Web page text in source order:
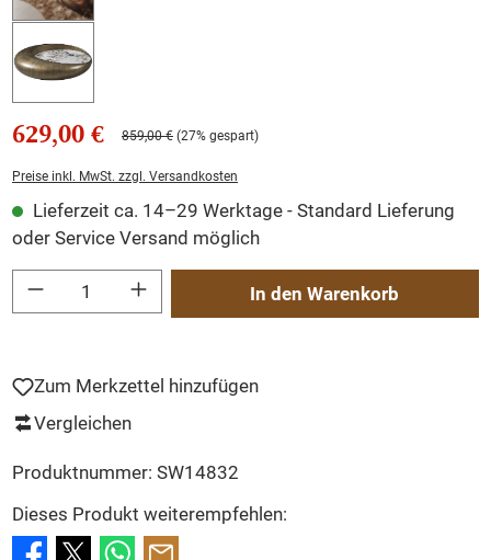
629,00 € 859,00 € (27% gespart)
Preise inkl. MwSt. zzgl. Versandkosten
Lieferzeit ca. 14–29 Werktage - Standard Lieferung
oder Service Versand möglich
Produkt Anzahl: Gib den gewünschten Wert ein oder benutze die Schaltflächen
In den Warenkorb
Zum Merkzettel hinzufügen
Vergleichen
Produktnummer: SW14832
Dieses Produkt weiterempfehlen: